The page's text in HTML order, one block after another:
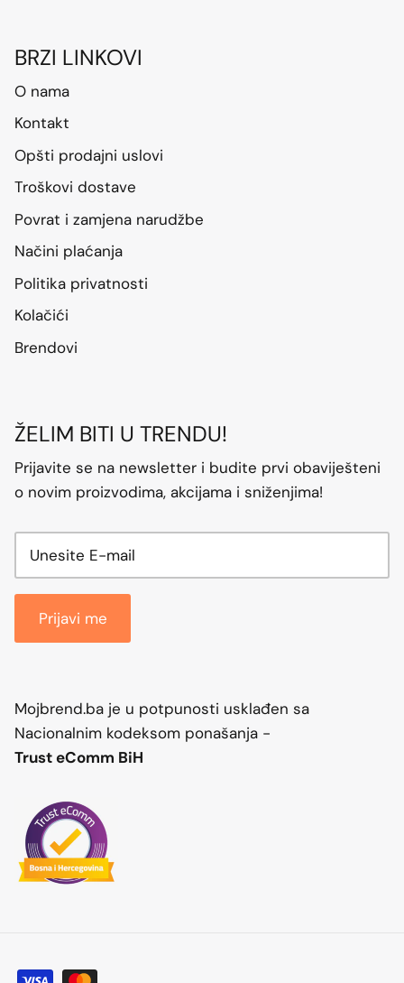
BRZI LINKOVI
O nama
Kontakt
Opšti prodajni uslovi
Troškovi dostave
Povrat i zamjena narudžbe
Načini plaćanja
Politika privatnosti
Kolačići
Brendovi
ŽELIM BITI U TRENDU!
Prijavite se na newsletter i budite prvi obaviješteni
o novim proizvodima, akcijama i sniženjima!
Prijavi me
Mojbrend.ba je u potpunosti usklađen sa
Nacionalnim kodeksom ponašanja -
Trust eComm BiH